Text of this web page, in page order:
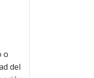
o
del